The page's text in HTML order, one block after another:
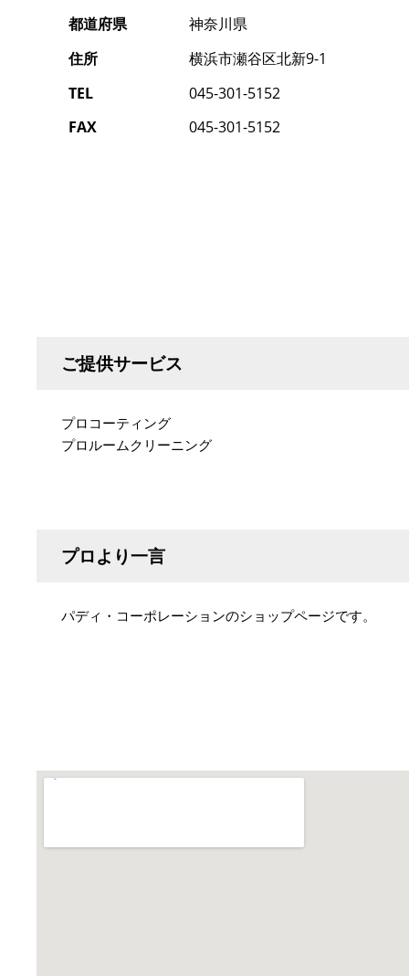
都道府県
神奈川県
住所
横浜市瀬谷区北新9-1
TEL
045-301-5152
FAX
045-301-5152
ご提供サービス
プロコーティング
プロルームクリーニング
プロより一言
パディ・コーポレーションのショップページです。